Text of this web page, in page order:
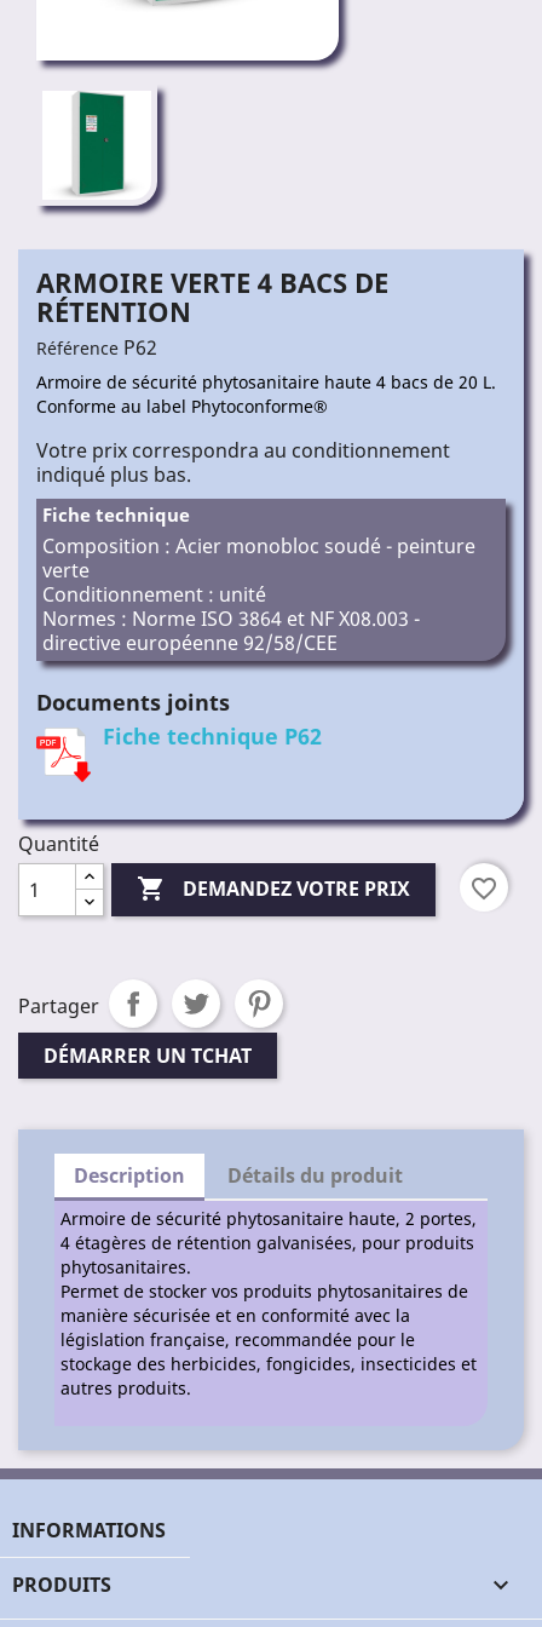
ARMOIRE VERTE 4 BACS DE
RÉTENTION
Référence P62
Armoire de sécurité phytosanitaire haute 4 bacs de 20 L.
Conforme au label Phytoconforme®
Votre prix correspondra au conditionnement
indiqué plus bas.
Fiche technique
Composition : Acier monobloc soudé - peinture
verte
Conditionnement : unité
Normes : Norme ISO 3864 et NF X08.003 -
directive européenne 92/58/CEE
Documents joints
Fiche technique P62
Quantité
 DEMANDEZ VOTRE PRIX favorite_border
Partager
DÉMARRER UN TCHAT
Description Détails du produit
Armoire de sécurité phytosanitaire haute, 2 portes,
4 étagères de rétention galvanisées, pour produits
phytosanitaires.
Permet de stocker vos produits phytosanitaires de
manière sécurisée et en conformité avec la
législation française, recommandée pour le
stockage des herbicides, fongicides, insecticides et
autres produits.
INFORMATIONS
PRODUITS 